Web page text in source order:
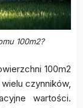
100m2?
100m2
czynników,
wartości.